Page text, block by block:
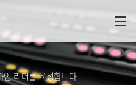
인 리더를 육성합니다